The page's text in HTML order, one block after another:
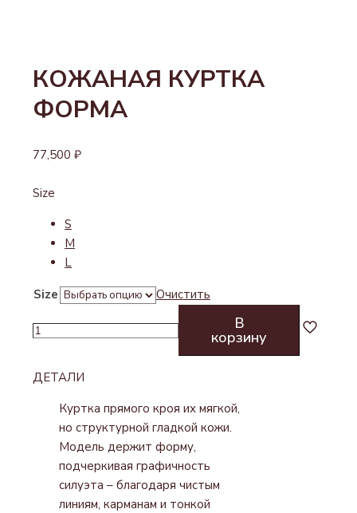
КОЖАНАЯ КУРТКА
ФОРМА
77,500 ₽
Size
S
M
L
Size
Очистить
Количество
КУРТКА
ФОРМА
В
корзину
ДЕТАЛИ
Куртка прямого кроя их мягкой,
но структурной гладкой кожи.
Модель держит форму,
подчеркивая графичность
силуэта – благодаря чистым
линиям, карманам и тонкой